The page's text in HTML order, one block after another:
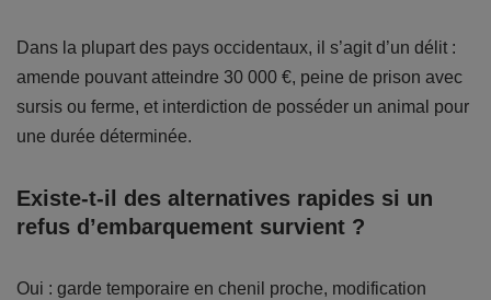
Dans la plupart des pays occidentaux, il s’agit d’un délit :
amende pouvant atteindre 30 000 €, peine de prison avec
sursis ou ferme, et interdiction de posséder un animal pour
une durée déterminée.
Existe-t-il des alternatives rapides si un
refus d’embarquement survient ?
Oui : garde temporaire en chenil proche, modification